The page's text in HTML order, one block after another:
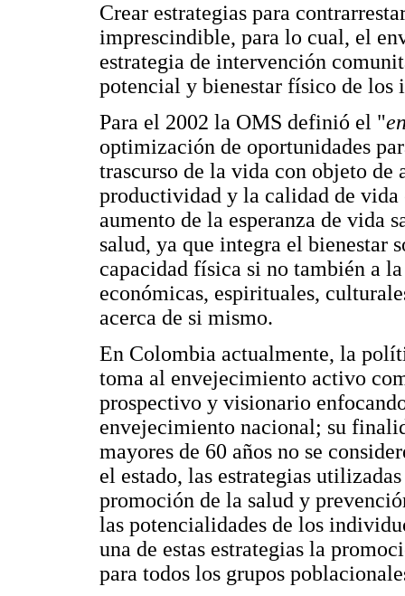
Crear estrategias para
imprescindible, para lo cual, el
estrategia de intervención
potencial y bienestar físico de los
Para el 2002 la OMS definió el "
optimización de oportunidades
trascurso de la vida con objeto de
productividad y la calidad de
aumento de la esperanza de vida
salud, ya que integra el bienestar
capacidad física si no también a
económicas, espirituales,
acerca de si mismo.
En Colombia actualmente, la
toma al envejecimiento activo
prospectivo y visionario
envejecimiento nacional; su
mayores de 60 años no se
el estado, las estrategias
promoción de la salud y
las potencialidades de los
una de estas estrategias la
para todos los grupos